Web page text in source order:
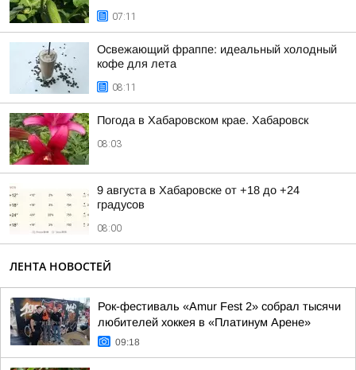
07:11
Освежающий фраппе: идеальный холодный
кофе для лета
08:11
Погода в Хабаровском крае. Хабаровск
08:03
9 августа в Хабаровске от +18 до +24
градусов
08:00
ЛЕНТА НОВОСТЕЙ
Рок-фестиваль «Amur Fest 2» собрал тысячи
любителей хоккея в «Платинум Арене»
09:18